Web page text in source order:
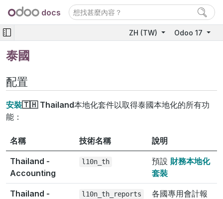
docs
ZH (TW) Odoo 17
泰國
配置
安裝🇹🇭 Thailand本地化套件以取得泰國本地化的所有功
能：
名稱 技術名稱 說明
Thailand -
Accounting
l10n_th 預設 財務本地化
套裝
Thailand -
l10n_th_reports
各國專用會計報